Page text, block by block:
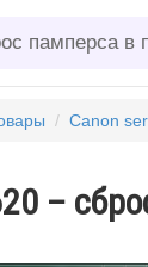
памперса в
/ Canon
–